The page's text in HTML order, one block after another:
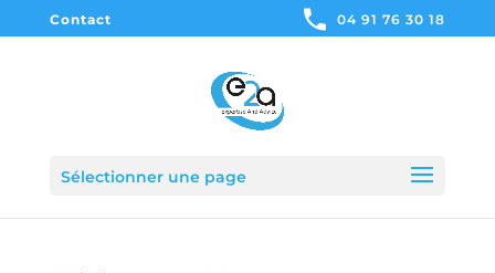
Contact 04 91 76 30 18
Sélectionner une page